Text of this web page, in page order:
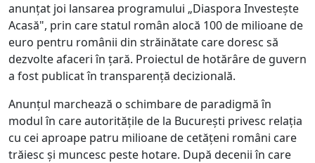
anunțat joi lansarea programului „Diaspora Investește
Acasă", prin care statul român alocă 100 de milioane de
euro pentru românii din străinătate care doresc să
dezvolte afaceri în țară. Proiectul de hotărâre de guvern
a fost publicat în transparență decizională.
Anunțul marchează o schimbare de paradigmă în
modul în care autoritățile de la București privesc relația
cu cei aproape patru milioane de cetățeni români care
trăiesc și muncesc peste hotare. După decenii în care